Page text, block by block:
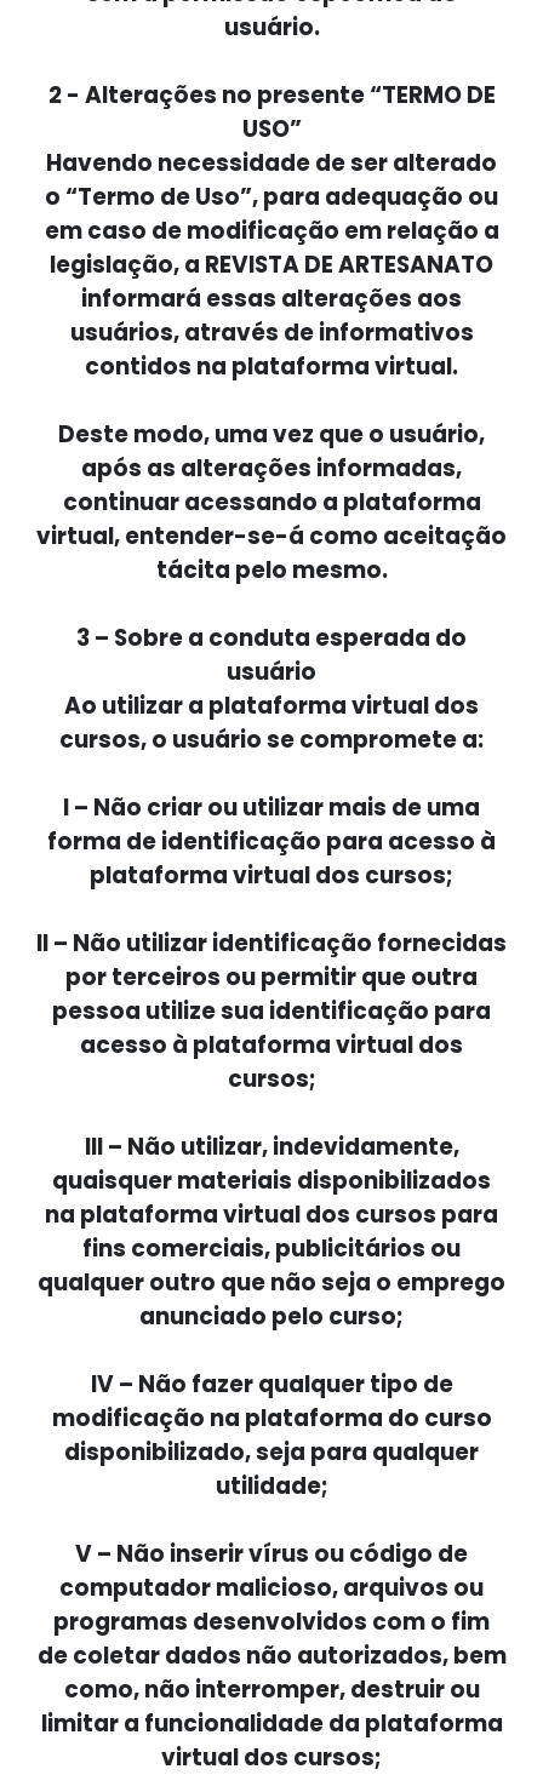
usuário.
2 - Alterações no presente “TERMO DE
USO”
Havendo necessidade de ser alterado
o “Termo de Uso”, para adequação ou
em caso de modificação em relação a
legislação, a REVISTA DE ARTESANATO
informará essas alterações aos
usuários, através de informativos
contidos na plataforma virtual.
Deste modo, uma vez que o usuário,
após as alterações informadas,
continuar acessando a plataforma
virtual, entender-se-á como aceitação
tácita pelo mesmo.
3 – Sobre a conduta esperada do
usuário
Ao utilizar a plataforma virtual dos
cursos, o usuário se compromete a:
I – Não criar ou utilizar mais de uma
forma de identificação para acesso à
plataforma virtual dos cursos;
II – Não utilizar identificação fornecidas
por terceiros ou permitir que outra
pessoa utilize sua identificação para
acesso à plataforma virtual dos
cursos;
III – Não utilizar, indevidamente,
quaisquer materiais disponibilizados
na plataforma virtual dos cursos para
fins comerciais, publicitários ou
qualquer outro que não seja o emprego
anunciado pelo curso;
IV – Não fazer qualquer tipo de
modificação na plataforma do curso
disponibilizado, seja para qualquer
utilidade;
V – Não inserir vírus ou código de
computador malicioso, arquivos ou
programas desenvolvidos com o fim
de coletar dados não autorizados, bem
como, não interromper, destruir ou
limitar a funcionalidade da plataforma
virtual dos cursos;